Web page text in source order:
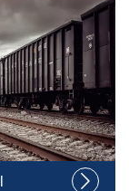
